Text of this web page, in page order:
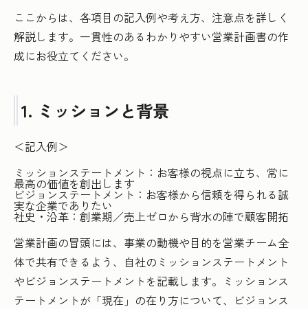
ここからは、各項目の記入例や考え方、注意点を詳しく
解説します。一貫性のあるわかりやすい営業計画書の作
成にお役立てください。
1. ミッションと背景
＜記入例＞
ミッションステートメント：お客様の視点に立ち、常に
最高の価値を創出します
ビジョンステートメント：お客様から信頼を得られる誠
実な企業でありたい
社史・沿革：創業期／売上ゼロから背水の陣で顧客開拓
営業計画の冒頭には、事業の動機や目的を営業チーム全
体で共有できるよう、自社のミッションステートメント
やビジョンステートメントを記載します。ミッションス
テートメントが「現在」の在り方について、ビジョンス